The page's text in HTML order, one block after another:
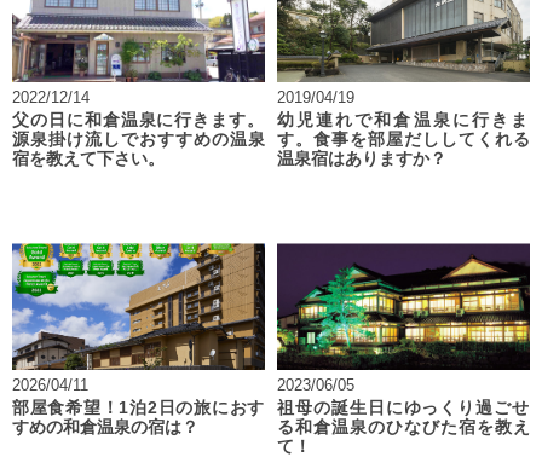
2022/12/14
父の日に和倉温泉に行きます。
源泉掛け流しでおすすめの温泉
宿を教えて下さい。
2019/04/19
幼児連れで和倉温泉に行きま
す。食事を部屋だししてくれる
温泉宿はありますか？
2026/04/11
部屋食希望！1泊2日の旅におす
すめの和倉温泉の宿は？
2023/06/05
祖母の誕生日にゆっくり過ごせ
る和倉温泉のひなびた宿を教え
て！